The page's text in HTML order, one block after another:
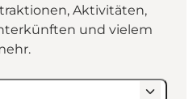
Aktivitäten,
und vielem